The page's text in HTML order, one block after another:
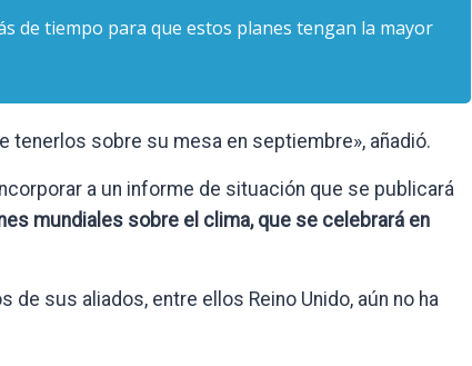
de tiempo para que estos planes tengan la mayor
tenerlos sobre su mesa en septiembre», añadió.
a un informe de situación que se publicará
mundiales sobre el clima, que se celebrará en
de sus aliados, entre ellos Reino Unido, aún no ha